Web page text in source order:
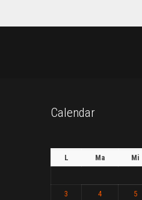
Calendar
L Ma Mi
3
4 5